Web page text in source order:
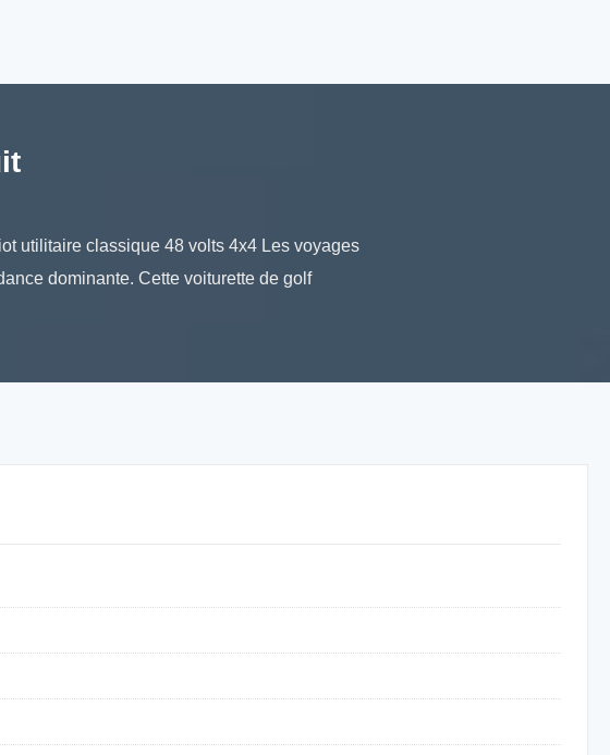
utilitaire classique 48 volts 4x4 Les voyages
dominante. Cette voiturette de golf